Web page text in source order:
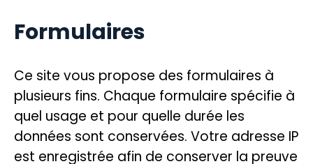
Formulaires
Ce site vous propose des formulaires à
plusieurs fins. Chaque formulaire spécifie à
quel usage et pour quelle durée les
données sont conservées. Votre adresse IP
est enregistrée afin de conserver la preuve